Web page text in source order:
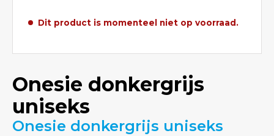
Dit product is momenteel niet op voorraad.
Onesie donkergrijs
uniseks
Onesie donkergrijs uniseks